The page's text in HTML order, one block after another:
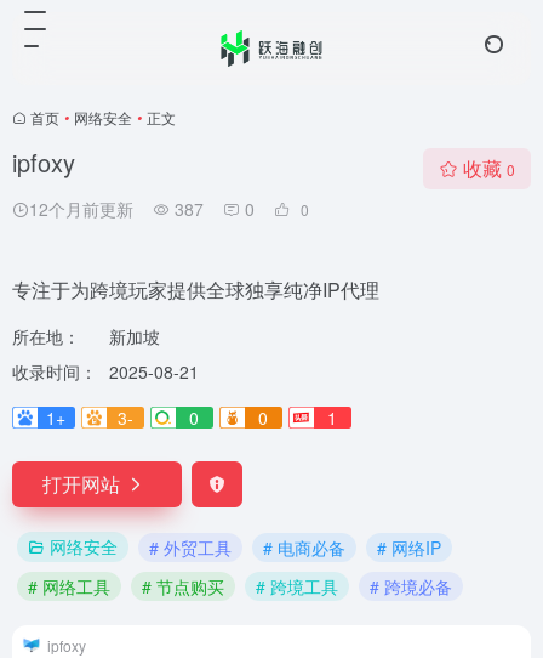
首页 • 网络安全 • 正文
ipfoxy
12个月前更新 387 0 0
收藏 0
专注于为跨境玩家提供全球独享纯净IP代理
所在地：
新加坡
收录时间：
2025-08-21
1+
3- 0 0 1
打开网站
网络安全 # 外贸工具 # 电商必备
# 网络IP
# 网络工具
# 节点购买 # 跨境工具 # 跨境必备
ipfoxy